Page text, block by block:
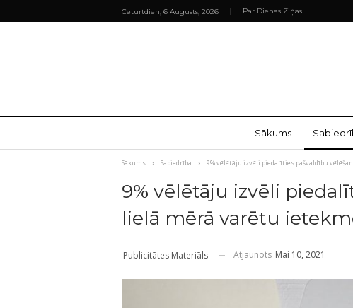
Ceturtdien, 6 Augusts, 2026 Par Dienas Ziņas
Sākums
Sākums Sabiedrība 9% vēlētāju izvēli piedalīties pašvaldību
9% vēlētāju izvēli
lielā mērā varētu
Publicitātes Materiāls Atjaunots Mai 10, 2021